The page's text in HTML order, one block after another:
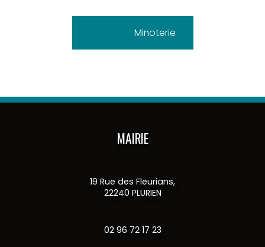
Minoterie
MAIRIE
19 Rue des Fleurians,
22240 PLURIEN
02 96 72 17 23